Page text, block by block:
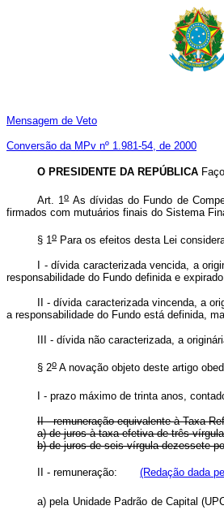
Mensagem de Veto
Conversão da MPv nº 1.981-54, de 2000
O PRESIDENTE DA REPÚBLICA
Art. 1oAs dívidas do Fundo de
firmados com mutuários finais do Sistema
§ 1o Para os efeitos desta Lei
I - dívida caracterizada vencida, a
responsabilidade do Fundo definida e
II - dívida caracterizada vincenda, a
a responsabilidade do Fundo está definida,
III - dívida não caracterizada, a
§ 2o A novação objeto deste artigo
I - prazo máximo de trinta anos,
II - remuneração equivalente à Taxa
a) de juros à taxa efetiva de três
b) de juros de seis vírgula dezessete
II - remuneração: (Redação dada
a) pela Unidade Padrão de Capital